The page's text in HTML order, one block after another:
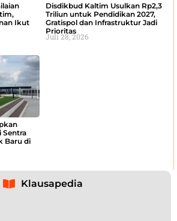
Ikut
Disdikbud Kaltim Usulkan Rp2,3
Triliun untuk Pendidikan 2027,
Gratispol dan Infrastruktur Jadi
Prioritas
Juli 28, 2026
Sentra
Baru di
Klausapedia